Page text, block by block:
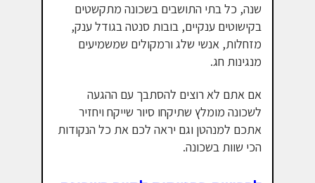
שנה, כל בתי התושבים בשכונה מתקשטים
בקישוטים ענקיים, בובות סנטה בגודל ענק,
מזחלות, אנשי שלג ורמקולים שמשמיעים
מנגינות חג.
אם אתם לא רוצים להסתבך עם ההגעה
לשכונה מומלץ שתיקחו סיור שייקח ויחזיר
אתכם למנהטן וגם יראה לכם את כל הנקודות
הכי שוות בשכונה.